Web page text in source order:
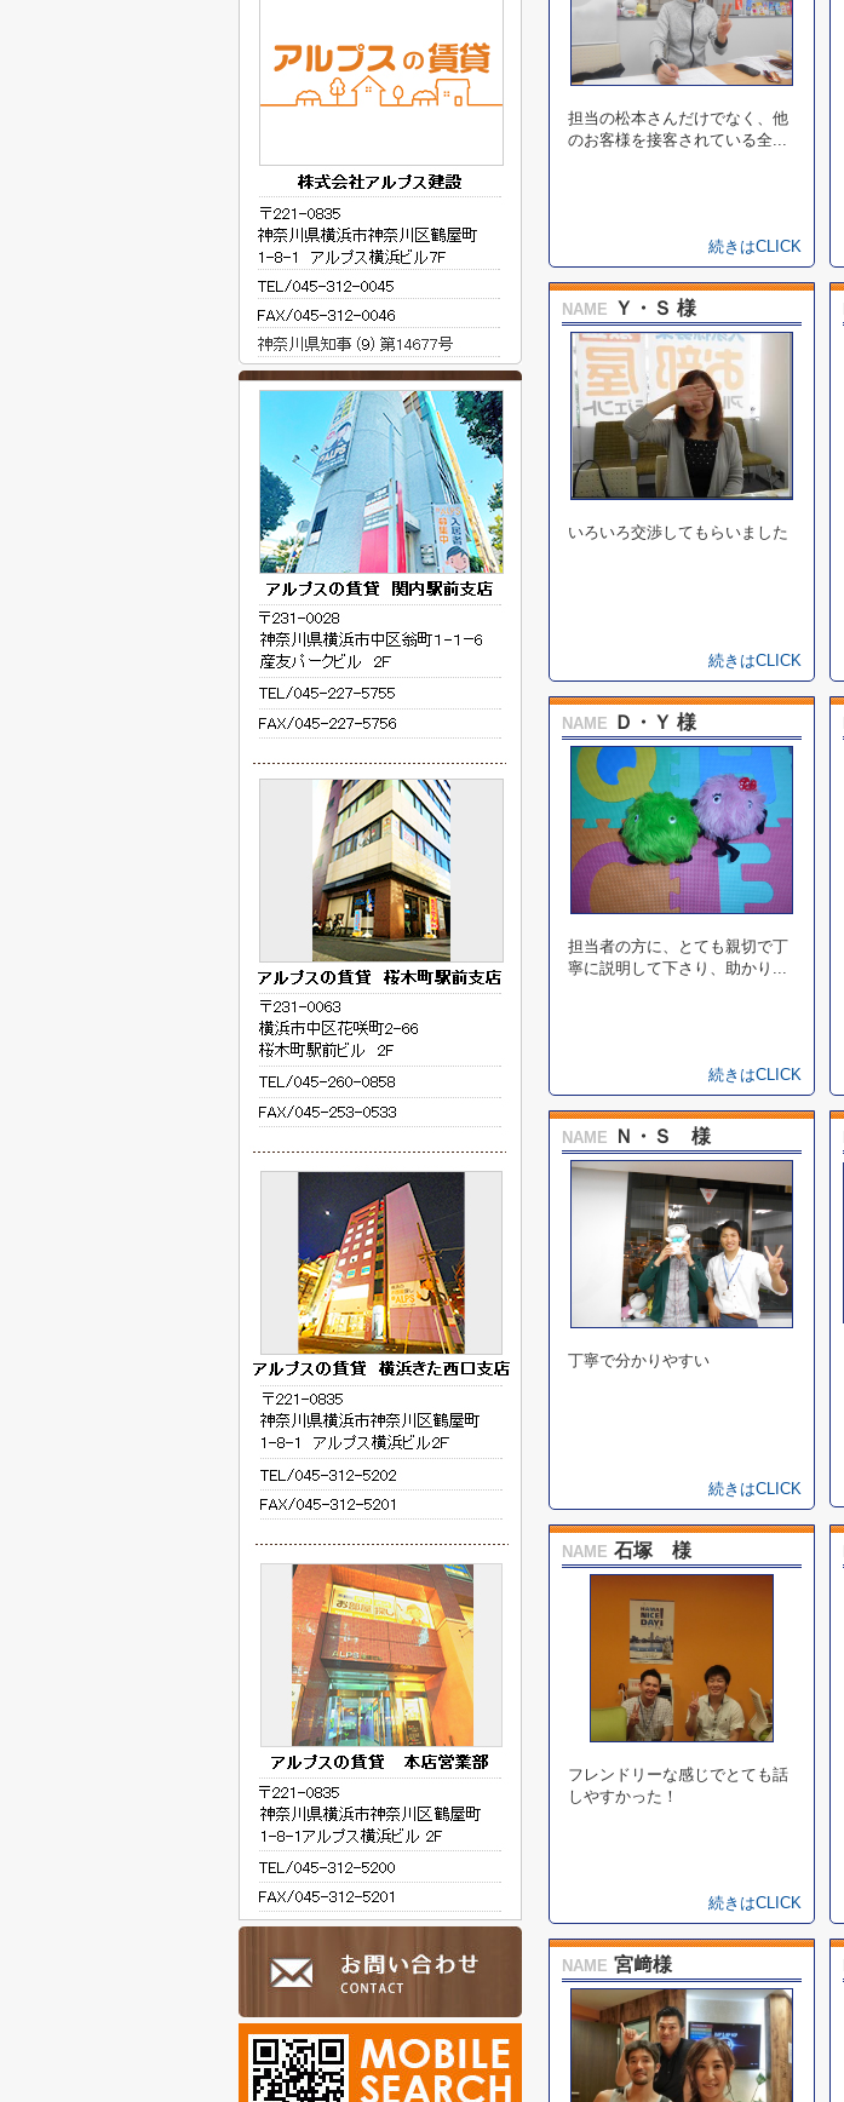
担当の松本さんだけでなく、他
のお客様を接客されている全...
続きはCLICK
NAME Ｙ・Ｓ 様
いろいろ交渉してもらいました
続きはCLICK
NAME Ｄ・Ｙ 様
担当者の方に、とても親切で丁
寧に説明して下さり、助かり...
続きはCLICK
NAME Ｎ・Ｓ 様
丁寧で分かりやすい
続きはCLICK
NAME 石塚 様
フレンドリーな感じでとても話
しやすかった！
続きはCLICK
NAME 宮﨑様